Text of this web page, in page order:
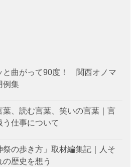
と曲がって90度！ 関西オノマ
例集
葉、読む言葉、笑いの言葉｜言
う仕事について
祭の歩き方」取材編集記｜人そ
の歴史を想う